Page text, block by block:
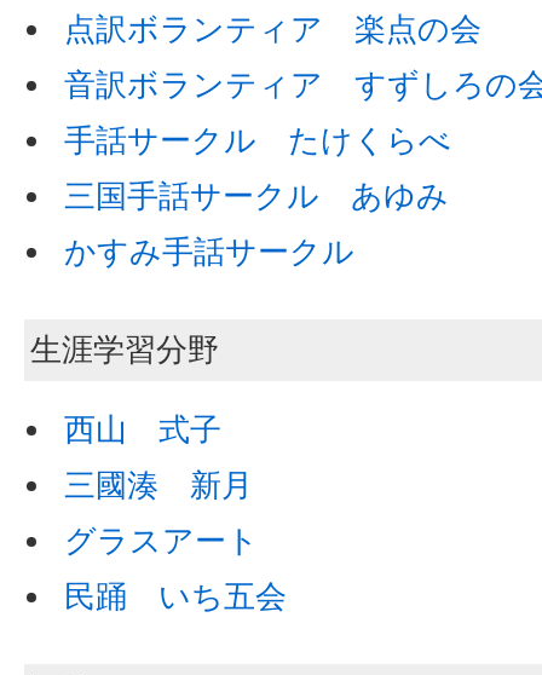
点訳ボランティア 楽点の会
音訳ボランティア すずしろの
手話サークル たけくらべ
三国手話サークル あゆみ
かすみ手話サークル
生涯学習分野
西山 式子
三國湊 新月
グラスアート
民踊 いち五会